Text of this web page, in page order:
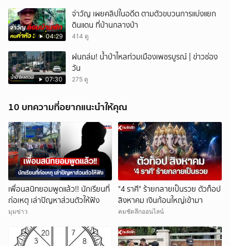
04:29
จ่าวัญ เผยคลิปในอดีต ตามตัวขบวนการแบ่งแยก
ดินแดน ที่บ้านกลางป่า
414 ดู
07:30
ฝนถล่ม! น้ำป่าไหลท่วมเมืองเพชรบูรณ์ | ข่าวช่อง
วัน
275 ดู
10 บทความที่อยากแนะนำให้คุณ
เพื่อนสนิทยอมพูดแล้ว!! นักเรียนที่
ก่อเหตุ เล่าปัญหาส่วนตัวให้ฟัง
มุมข่าว
"4 ราศี" ร้ายกลายเป็นรวย ตัวท็อป
สิงหาคม เงินก้อนใหญ่เข้ามา
คมชัดลึกออนไลน์